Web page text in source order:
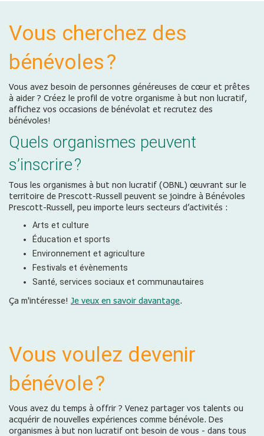
Vous cherchez des
bénévoles ?
Vous avez besoin de personnes généreuses de cœur et prêtes
à aider ? Créez le profil de votre organisme à but non lucratif,
affichez vos occasions de bénévolat et recrutez des
bénévoles!
Quels organismes peuvent
s’inscrire ?
Tous les organismes à but non lucratif (OBNL) œuvrant sur le
territoire de Prescott-Russell peuvent se joindre à Bénévoles
Prescott-Russell, peu importe leurs secteurs d’activités :
Arts et culture
Éducation et sports
Environnement et agriculture
Festivals et évènements
Santé, services sociaux et communautaires
Ça m'intéresse! Je veux en savoir davantage.
Vous voulez devenir
bénévole ?
Vous avez du temps à offrir ? Venez partager vos talents ou
acquérir de nouvelles expériences comme bénévole. Des
organismes à but non lucratif ont besoin de vous - dans tous